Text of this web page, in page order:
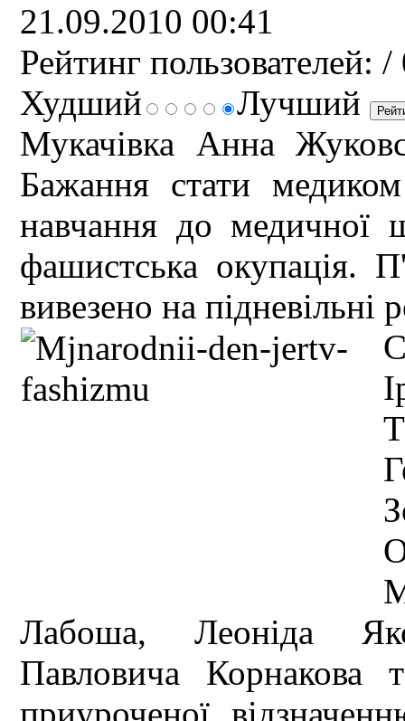
21.09.2010 00:41
Рейтинг пользователей: /
Худший
Лучший
Мукачівка Анна
Бажання стати
навчання до медичної
фашистська окупація.
вивезено на
Лабоша, Леоніда
Павловича Корнакова
приуроченої